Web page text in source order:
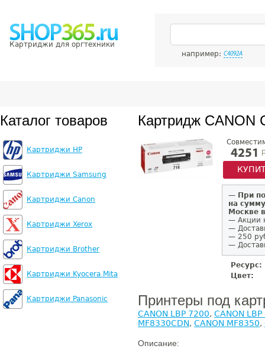
Картриджи для оргтехники
например: C4092A
Каталог товаров
Картриджи HP
Картриджи Samsung
Картриджи Canon
Картриджи Xerox
Картриджи Brother
Картриджи Kyocera Mita
Картриджи Panasonic
Картридж CANON
4251
— При
на
Москве
— Акции
—
— 250
—
Ресурс:
Цвет:
Принтеры под
CANON LBP 7200, CANON
MF8330CDN, CANON MF8350,
Описание: